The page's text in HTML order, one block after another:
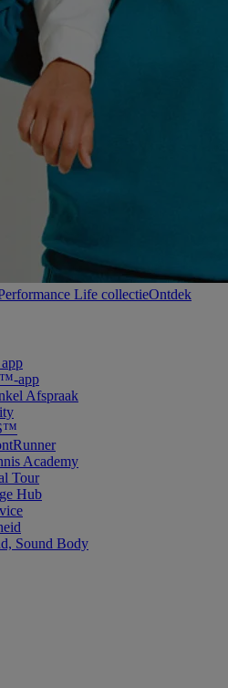
Life collectieOntdek
app
Afspraak
Academy
Tour
Hub
Sound Body